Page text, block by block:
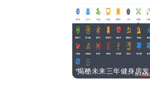
揭秘未来三年健身房发